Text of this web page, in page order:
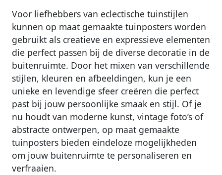
Voor liefhebbers van eclectische tuinstijlen
kunnen op maat gemaakte tuinposters worden
gebruikt als creatieve en expressieve elementen
die perfect passen bij de diverse decoratie in de
buitenruimte. Door het mixen van verschillende
stijlen, kleuren en afbeeldingen, kun je een
unieke en levendige sfeer creëren die perfect
past bij jouw persoonlijke smaak en stijl. Of je
nu houdt van moderne kunst, vintage foto’s of
abstracte ontwerpen, op maat gemaakte
tuinposters bieden eindeloze mogelijkheden
om jouw buitenruimte te personaliseren en
verfraaien.